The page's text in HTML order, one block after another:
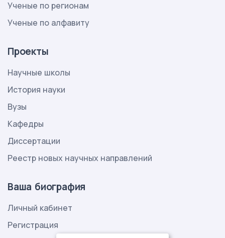
Ученые по регионам
Ученые по алфавиту
Проекты
Научные школы
История науки
Вузы
Кафедры
Диссертации
Реестр новых научных направлений
Ваша биография
Личный кабинет
Регистрация